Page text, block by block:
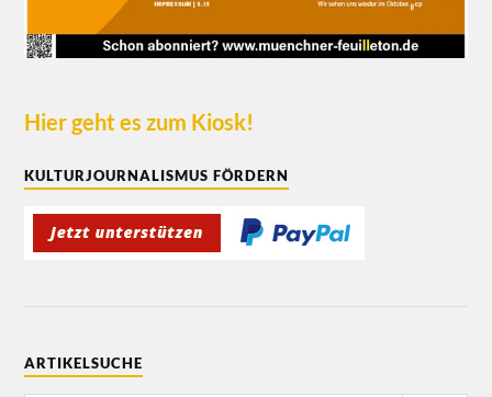
Hier geht es zum Kiosk!
KULTURJOURNALISMUS FÖRDERN
ARTIKELSUCHE